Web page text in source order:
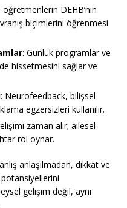
öğretmenlerin DEHB’nin
biçimlerini öğrenmesi
: Günlük programlar ve
hissetmesini sağlar ve
: Neurofeedback, bilişsel
egzersizleri kullanılır.
zaman alır; ailesel
rol oynar.
anlaşılmadan, dikkat ve
potansiyellerini
gelişim değil, aynı